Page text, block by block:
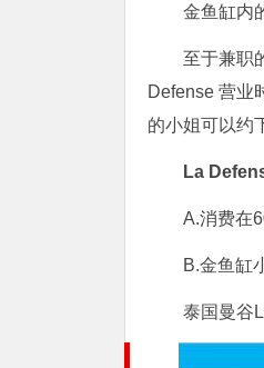
金鱼缸内
至于兼职
Defense 营业
的小姐可以约
La
A.消费在
B.金鱼缸
泰国曼谷